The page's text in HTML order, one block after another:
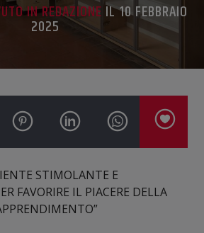
IN REDAZIONEIL 10 FEBBRAIO
2025
STIMOLANTE E
FAVORIRE IL PIACERE DELLA